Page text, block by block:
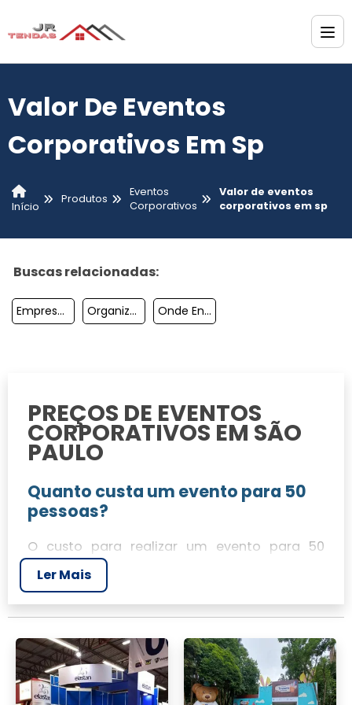
Valor De Eventos
Corporativos Em Sp
Início
Produtos
Eventos
Corporativos
Valor de eventos
corporativos em sp
Buscas relacionadas:
Empresa De Produção De Eventos Organização De Eventos Empresas Onde Encontrar Empresa De Produção De Eventos
PREÇOS DE EVENTOS
CORPORATIVOS EM SÃO
PAULO
Quanto custa um evento para 50
pessoas?
O custo para realizar um evento para 50
pessoas em São Paulo varia dependendo do
local e dos serviços incluídos. Geralmente, o
preço gira em torno de R$ 5.000 a R$ 10.000,
decoração simples.
Custo de uma festa para 100
Ler Mais